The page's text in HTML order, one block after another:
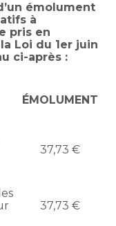
émolument
à
pris en
Loi du 1er juin
ci-après :
ÉMOLUMENT
37,73 €
37,73 €